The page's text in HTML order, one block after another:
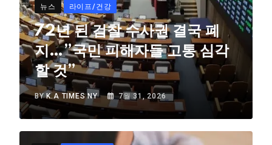
뉴스 라이프/건강
72년 된 검찰 수사권 결국 폐
지…”국민 피해자들 고통 심각
할 것”
BYK.A TIMES NY 7월 31, 2026